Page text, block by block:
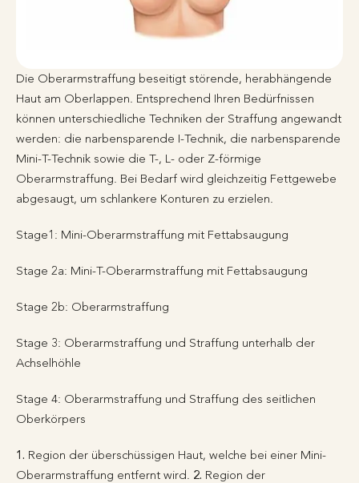
Die Oberarmstraffung beseitigt störende, herabhängende
Haut am Oberlappen. Entsprechend Ihren Bedürfnissen
können unterschiedliche Techniken der Straffung angewandt
werden: die narbensparende I-Technik, die narbensparende
Mini-T-Technik sowie die T-, L- oder Z-förmige
Oberarmstraffung. Bei Bedarf wird gleichzeitig Fettgewebe
abgesaugt, um schlankere Konturen zu erzielen.
Stage1: Mini-Oberarmstraffung mit Fettabsaugung
Stage 2a: Mini-T-Oberarmstraffung mit Fettabsaugung
Stage 2b: Oberarmstraffung
Stage 3: Oberarmstraffung und Straffung unterhalb der
Achselhöhle
Stage 4: Oberarmstraffung und Straffung des seitlichen
Oberkörpers
1. Region der überschüssigen Haut, welche bei einer Mini-
Oberarmstraffung entfernt wird. 2. Region der